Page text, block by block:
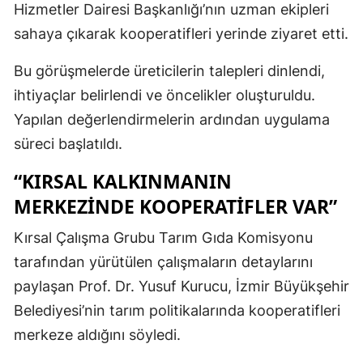
Hizmetler Dairesi Başkanlığı’nın uzman ekipleri
sahaya çıkarak kooperatifleri yerinde ziyaret etti.
Bu görüşmelerde üreticilerin talepleri dinlendi,
ihtiyaçlar belirlendi ve öncelikler oluşturuldu.
Yapılan değerlendirmelerin ardından uygulama
süreci başlatıldı.
“KIRSAL KALKINMANIN
MERKEZINDE KOOPERATIFLER VAR”
Kırsal Çalışma Grubu Tarım Gıda Komisyonu
tarafından yürütülen çalışmaların detaylarını
paylaşan Prof. Dr. Yusuf Kurucu, İzmir Büyükşehir
Belediyesi’nin tarım politikalarında kooperatifleri
merkeze aldığını söyledi.